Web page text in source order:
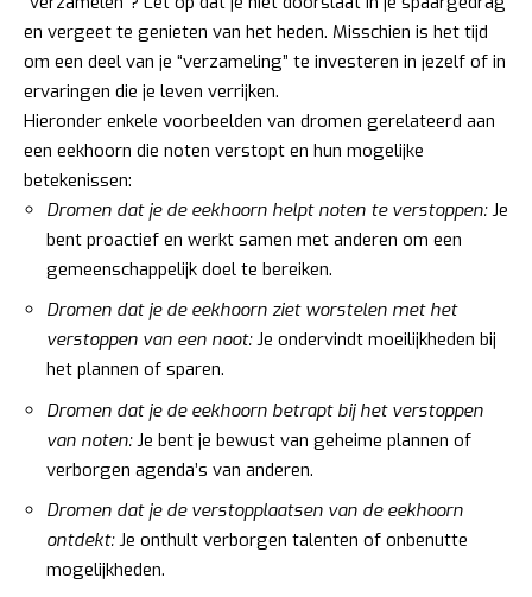
en vergeet te genieten van het heden. Misschien is het tijd
om een deel van je “verzameling” te investeren in jezelf of in
ervaringen die je leven verrijken.
Hieronder enkele voorbeelden van dromen gerelateerd aan
een eekhoorn die noten verstopt en hun mogelijke
betekenissen:
Dromen dat je de eekhoorn helpt noten te verstoppen:Je
bent proactief en werkt samen met anderen om een
gemeenschappelijk doel te bereiken.
Dromen dat je de eekhoorn ziet worstelen met het
verstoppen van een noot:Je ondervindt moeilijkheden bij
het plannen of sparen.
Dromen dat je de eekhoorn betrapt bij het verstoppen
van noten:Je bent je bewust van geheime plannen of
verborgen agenda’s van anderen.
Dromen dat je de verstopplaatsen van de eekhoorn
ontdekt:Je onthult verborgen talenten of onbenutte
mogelijkheden.